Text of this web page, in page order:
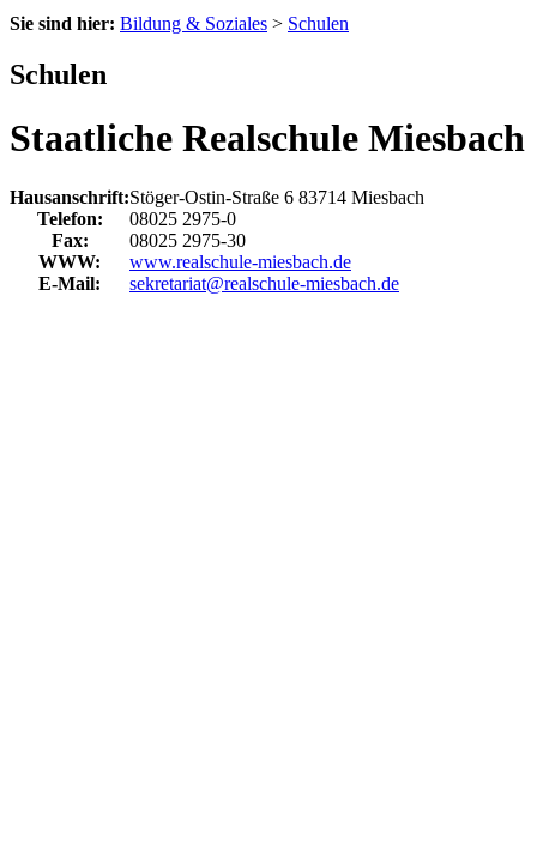
Sie sind hier: Bildung & Soziales > Schulen
Schulen
Staatliche Realschule Miesbach
Hausanschrift:Stöger-Ostin-Straße 6 83714 Miesbach
Telefon:
08025 2975-0
Fax:
08025 2975-30
WWW:
www.realschule-miesbach.de
E-Mail:
sekretariat@realschule-miesbach.de